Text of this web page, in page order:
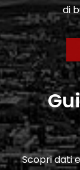
di
Scopri dati